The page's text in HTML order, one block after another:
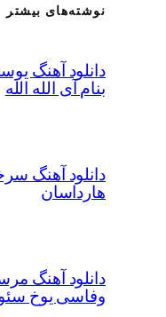
بیشتر
آهنگ یوسف خانبازیان
آی الله الله
آهنگ سرخان بنام
آهنگ مرسل صفر اف
یوخ سئونلرین